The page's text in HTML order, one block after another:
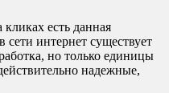
есть данная
интернет существует
но только единицы
надежные,